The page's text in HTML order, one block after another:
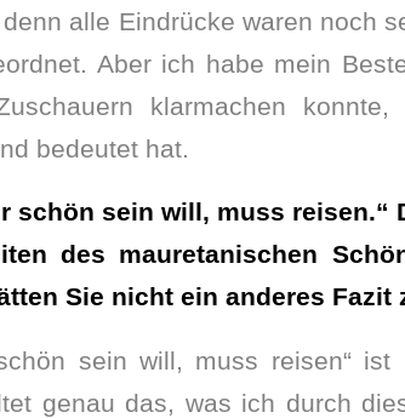
alle Eindrücke waren noch
Aber ich habe mein
klarmachen
bedeutet hat.
schön sein will, muss reisen.“
des mauretanischen
Sie nicht ein anderes Fazit
sein will, muss reisen“ ist
genau das, was ich durch